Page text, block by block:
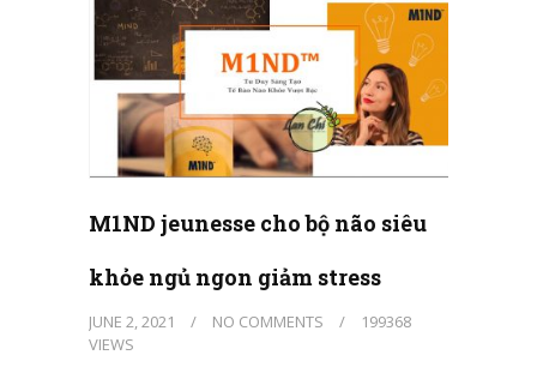
M1ND jeunesse cho bộ não siêu
khỏe ngủ ngon giảm stress
JUNE 2, 2021 / NO COMMENTS /
199368
VIEWS